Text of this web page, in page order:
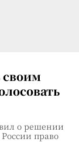
своим
о решении
право